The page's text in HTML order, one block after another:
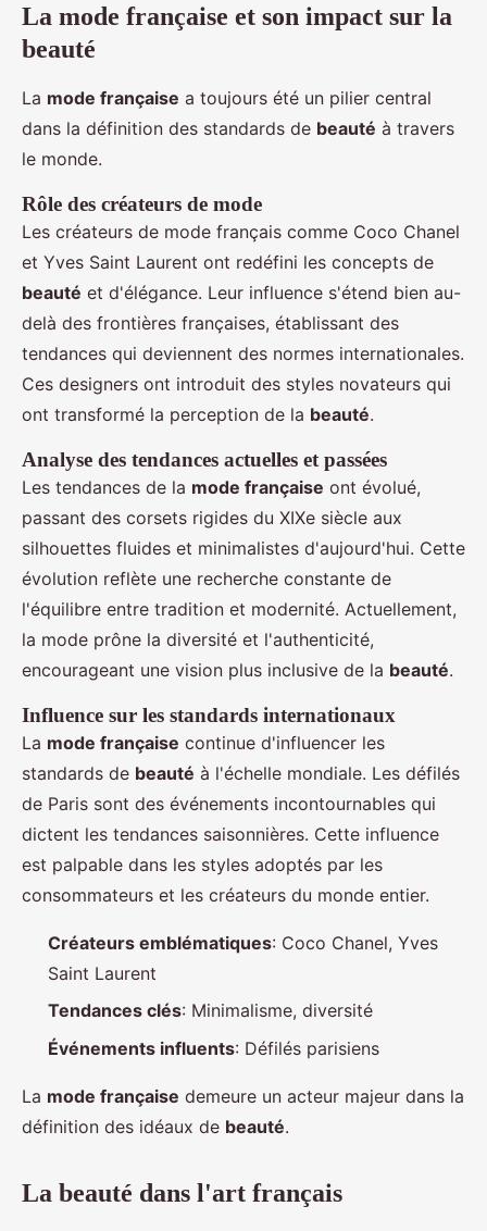
La mode française et son impact sur la
beauté
La mode française a toujours été un pilier central
dans la définition des standards de beauté à travers
le monde.
Rôle des créateurs de mode
Les créateurs de mode français comme Coco Chanel
et Yves Saint Laurent ont redéfini les concepts de
beauté et d'élégance. Leur influence s'étend bien au-
delà des frontières françaises, établissant des
tendances qui deviennent des normes internationales.
Ces designers ont introduit des styles novateurs qui
ont transformé la perception de la beauté.
Analyse des tendances actuelles et passées
Les tendances de la mode française ont évolué,
passant des corsets rigides du XIXe siècle aux
silhouettes fluides et minimalistes d'aujourd'hui. Cette
évolution reflète une recherche constante de
l'équilibre entre tradition et modernité. Actuellement,
la mode prône la diversité et l'authenticité,
encourageant une vision plus inclusive de la beauté.
Influence sur les standards internationaux
La mode française continue d'influencer les
standards de beauté à l'échelle mondiale. Les défilés
de Paris sont des événements incontournables qui
dictent les tendances saisonnières. Cette influence
est palpable dans les styles adoptés par les
consommateurs et les créateurs du monde entier.
Créateurs emblématiques: Coco Chanel, Yves
Saint Laurent
Tendances clés: Minimalisme, diversité
Événements influents: Défilés parisiens
La mode française demeure un acteur majeur dans la
définition des idéaux de beauté.
La beauté dans l'art français